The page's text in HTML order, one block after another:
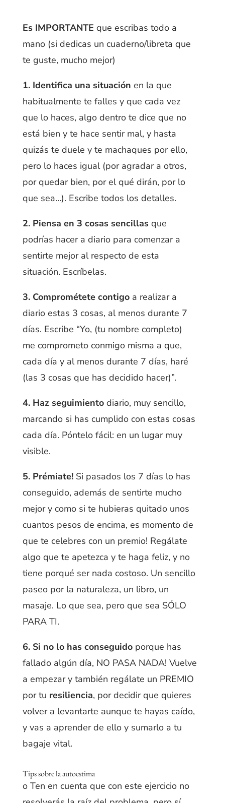
Es IMPORTANTE que escribas todo a
mano (si dedicas un cuaderno/libreta que
te guste, mucho mejor)
1. Identifica una situación en la que
habitualmente te falles y que cada vez
que lo haces, algo dentro te dice que no
está bien y te hace sentir mal, y hasta
quizás te duele y te machaques por ello,
pero lo haces igual (por agradar a otros,
por quedar bien, por el qué dirán, por lo
que sea…). Escribe todos los detalles.
2. Piensa en 3 cosas sencillas que
podrías hacer a diario para comenzar a
sentirte mejor al respecto de esta
situación. Escríbelas.
3. Comprométete contigoa realizar a
diario estas 3 cosas, al menos durante 7
días. Escribe “Yo, (tu nombre completo)
me comprometo conmigo misma a que,
cada día y al menos durante 7 días, haré
(las 3 cosas que has decidido hacer)”.
4. Haz seguimientodiario, muy sencillo,
marcando si has cumplido con estas cosas
cada día. Póntelo fácil: en un lugar muy
visible.
5. Prémiate!Si pasados los 7 días lo has
conseguido, además de sentirte mucho
mejor y como si te hubieras quitado unos
cuantos pesos de encima, es momento de
que te celebres con un premio! Regálate
algo que te apetezca y te haga feliz, y no
tiene porqué ser nada costoso. Un sencillo
paseo por la naturaleza, un libro, un
masaje. Lo que sea, pero que sea SÓLO
PARA TI.
6. Si no lo has conseguidoporque has
fallado algún día, NO PASA NADA! Vuelve
a empezar y también regálate un PREMIO
por tu resiliencia, por decidir que quieres
volver a levantarte aunque te hayas caído,
y vas a aprender de ello y sumarlo a tu
bagaje vital.
Tips sobre la autoestima
o Ten en cuenta que con este ejercicio no